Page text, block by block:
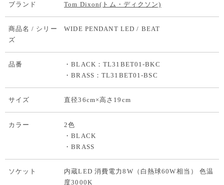
ブランド Tom Dixon(トム・ディクソン)
商品名 / シリー
ズ
WIDE PENDANT LED / BEAT
品番
・BLACK：TL31BET01-BKC
・BRASS：TL31BET01-BSC
サイズ 直径36cm×高さ19cm
カラー
2色
・BLACK
・BRASS
ソケット
内蔵LED 消費電力8W（白熱球60W相当） 色温
度3000K